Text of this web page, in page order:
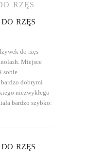
RZĘS
RZĘS
do rzęs
Miejsce
sobie
dobrymi
niezwykłego
bardzo szybko:
RZĘS